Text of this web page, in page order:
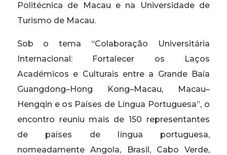
Politécnica de Macau e na Universidade de
Turismo de Macau.
Sob o tema “Colaboração Universitária
Internacional: Fortalecer os Laços
Académicos e Culturais entre a Grande Baía
Guangdong–Hong Kong–Macau, Macau–
Hengqin e os Países de Língua Portuguesa”, o
encontro reuniu mais de 150 representantes
de países de língua portuguesa,
nomeadamente Angola, Brasil, Cabo Verde,